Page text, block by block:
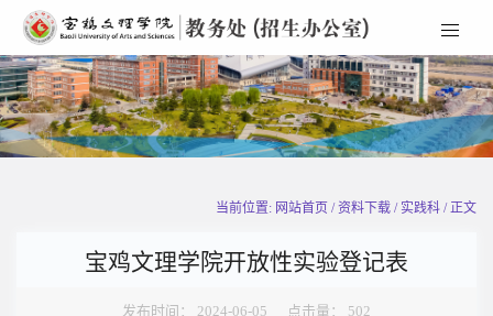
当前位置: 网站首页 / 资料下载 / 实践科 / 正文
宝鸡文理学院开放性实验登记表
发布时间： 2024-06-05 点击量： 502